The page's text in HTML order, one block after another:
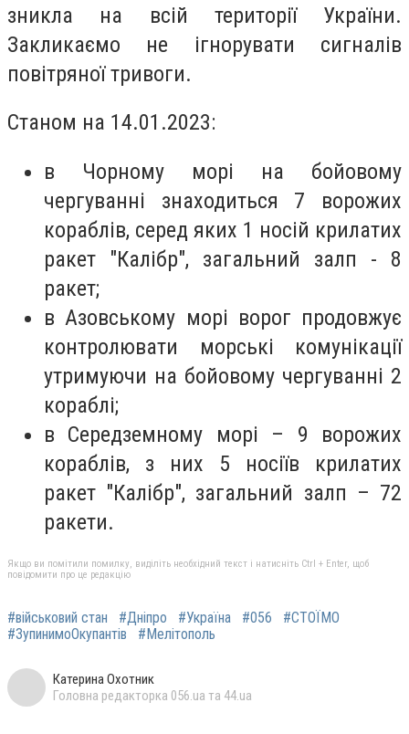
зникла на всій території України.
Закликаємо не ігнорувати сигналів
повітряної тривоги.
Станом на 14.01.2023:
в Чорному морі на бойовому
чергуванні знаходиться 7 ворожих
кораблів, серед яких 1 носій крилатих
ракет "Калібр", загальний залп - 8
ракет;
в Азовському морі ворог продовжує
контролювати морські комунікації
утримуючи на бойовому чергуванні 2
кораблі;
в Середземному морі – 9 ворожих
кораблів, з них 5 носіїв крилатих
ракет "Калібр", загальний залп – 72
ракети.
Якщо ви помітили помилку, виділіть необхідний текст і натисніть Ctrl + Enter, щоб
повідомити про це редакцію
#військовий стан #Дніпро #Україна #056
#СТОЇМО
#ЗупинимоОкупантів
#Мелітополь
Катерина Охотник
Головна редакторка 056.ua та 44.ua